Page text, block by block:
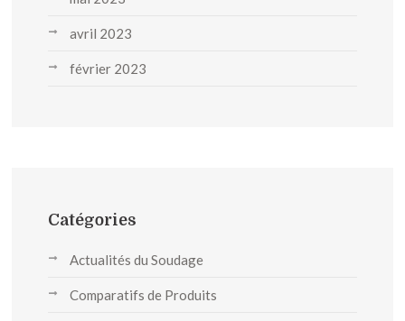
avril 2023
février 2023
Catégories
Actualités du Soudage
Comparatifs de Produits